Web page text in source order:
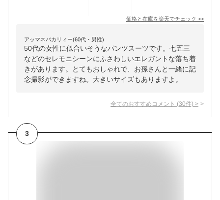
価格と在庫を楽天でチェック >>
アッマネバカリィー(60代・男性)
50代の女性に似合いそうなパンツスーツです。七五三
などのセレモニシーンにふさわしいエレガントな落ち着
きがあります。とてもおしゃれで、お孫さんと一緒に記
念撮影ができますね。大きいサイズもありますよ。
全てのおすすめコメント (30件) >
3